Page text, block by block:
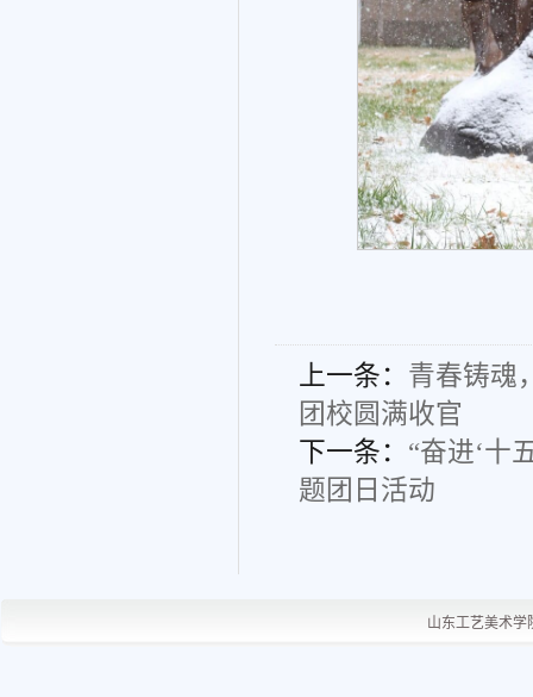
上一条： 青春铸魂
团校圆满收官​
下一条： “奋进‘十
题团日活动
山东工艺美术